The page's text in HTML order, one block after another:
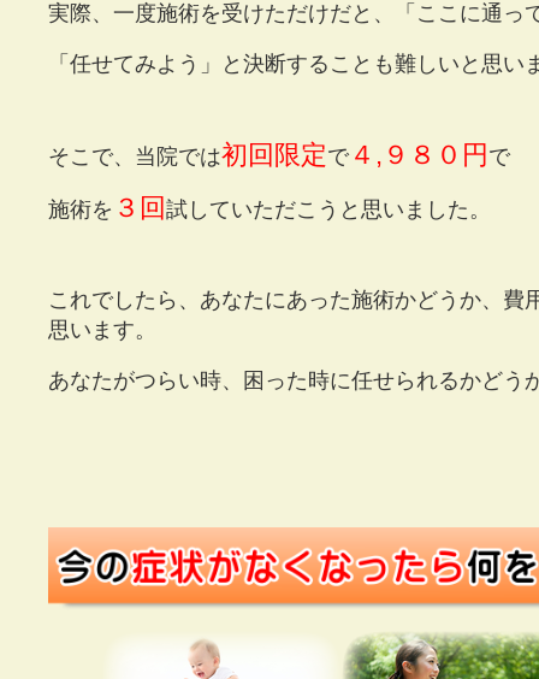
実際、一度施術を受けただけだと、「ここに通っ
「任せてみよう」と決断することも難しいと思い
そこで、当院では初回限定で４,９８０円 で
施術を ３回 試していただこうと思いました。
これでしたら、あなたにあった施術かどうか、費
思います。
あなたがつらい時、困った時に任せられるかどう